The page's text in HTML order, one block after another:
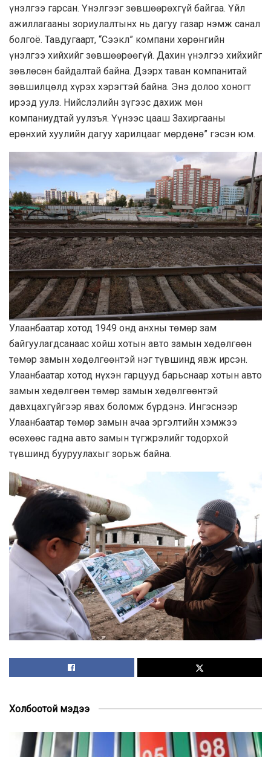
үнэлгээ гарсан. Үнэлгээг зөвшөөрөхгүй байгаа. Үйл
ажиллагааны зориулалтынх нь дагуу газар нэмж санал
болгоё. Тавдугаарт, “Сээкл” компани хөрөнгийн
үнэлгээ хийхийг зөвшөөрөөгүй. Дахин үнэлгээ хийхийг
зөвлөсөн байдалтай байна. Дээрх таван компанитай
зөвшилцөлд хүрэх хэрэгтэй байна. Энэ долоо хоногт
ирээд уулз. Нийслэлийн зүгээс дахиж мөн
компаниудтай уулзъя. Үүнээс цааш Захиргааны
ерөнхий хуулийн дагуу харилцааг мөрдөнө” гэсэн юм.
Улаанбаатар хотод 1949 онд анхны төмөр зам
байгуулагдсанаас хойш хотын авто замын хөдөлгөөн
төмөр замын хөдөлгөөнтэй нэг түвшинд явж ирсэн.
Улаанбаатар хотод нүхэн гарцууд барьснаар хотын авто
замын хөдөлгөөн төмөр замын хөдөлгөөнтэй
давхцахгүйгээр явах боломж бүрдэнэ. Ингэснээр
Улаанбаатар төмөр замын ачаа эргэлтийн хэмжээ
өсөхөөс гадна авто замын түгжрэлийг тодорхой
түвшинд бууруулахыг зорьж байна.
Холбоотой мэдээ